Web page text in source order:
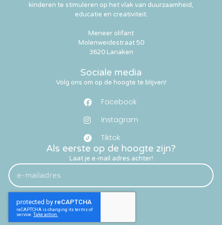
Als eerste op de hoogte zijn?
Laat je e-mail adres achter!
Sociale media
Volg ons om op de hoogte te blijven!
Facebook
Instagram
Tiktok
kinderen te stimuleren op het vlak van duurzaamheid,
educatie en creativiteit.
Meneer olifant
Molenweidestraat 50
3620 Lanaken